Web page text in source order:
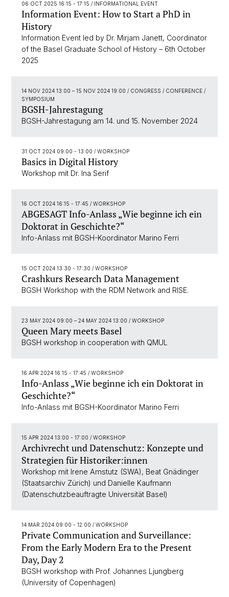
06 OCT 2025 16:15 - 17:15 / INFORMATIONAL EVENT
Information Event: How to Start a PhD in
History
Information Event led by Dr. Mirjam Janett, Coordinator
of the Basel Graduate School of History – 6th October
2025
14 NOV 2024 13:00 – 15 NOV 2024 19:00 / CONGRESS / CONFERENCE /
SYMPOSIUM
BGSH-Jahrestagung
BGSH-Jahrestagung am 14. und 15. November 2024
31 OCT 2024 09:00 - 13:00 / WORKSHOP
Basics in Digital History
Workshop mit Dr. Ina Serif
16 OCT 2024 16:15 - 17:45 / WORKSHOP
ABGESAGT Info-Anlass „Wie beginne ich ein
Doktorat in Geschichte?“
Info-Anlass mit BGSH-Koordinator Marino Ferri
15 OCT 2024 13:30 - 17:30 / WORKSHOP
Crashkurs Research Data Management
BGSH Workshop with the RDM Network and RISE.
23 MAY 2024 09:00 – 24 MAY 2024 13:00 / WORKSHOP
Queen Mary meets Basel
BGSH workshop in cooperation with QMUL
16 APR 2024 16:15 - 17:45 / WORKSHOP
Info-Anlass „Wie beginne ich ein Doktorat in
Geschichte?“
Info-Anlass mit BGSH-Koordinator Marino Ferri
15 APR 2024 13:00 - 17:00 / WORKSHOP
Archivrecht und Datenschutz: Konzepte und
Strategien für Historiker:innen
Workshop mit Irene Amstutz (SWA), Beat Gnädinger
(Staatsarchiv Zürich) und Danielle Kaufmann
(Datenschutzbeauftragte Universität Basel)
14 MAR 2024 09:00 - 12:00 / WORKSHOP
Private Communication and Surveillance:
From the Early Modern Era to the Present
Day, Day 2
BGSH workshop with Prof. Johannes Ljungberg
(University of Copenhagen)